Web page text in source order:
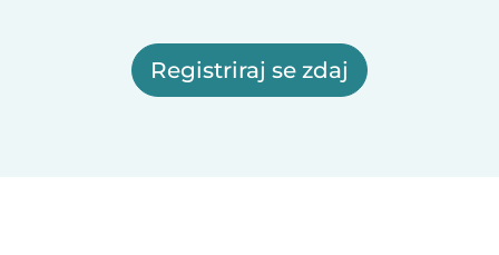
Registriraj se zdaj